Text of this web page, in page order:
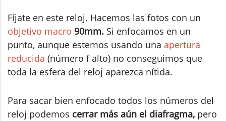
Fíjate en este reloj. Hacemos las fotos con un
objetivo macro 90mm. Si enfocamos en un
punto, aunque estemos usando una apertura
reducida (número f alto) no conseguimos que
toda la esfera del reloj aparezca nítida.
Para sacar bien enfocado todos los números del
reloj podemos cerrar más aún el diafragma, pero